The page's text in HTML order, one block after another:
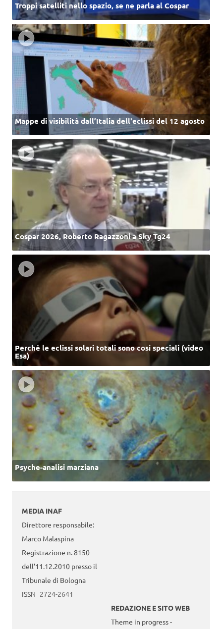
Troppi satelliti nello spazio, se ne parla al Cospar
Mappe di visibilità dall’Italia dell'eclissi del 12 agosto
Cospar 2026, Roberto Ragazzoni a Sky Tg24
Perché le eclissi solari totali sono così speciali (video
Esa)
Psyche-analisi marziana
MEDIA INAF
Direttore responsabile:
Marco Malaspina
Registrazione n. 8150
dell’11.12.2010 presso il
Tribunale di Bologna
ISSN 2724-2641
REDAZIONE E SITO WEB
Theme in progress -